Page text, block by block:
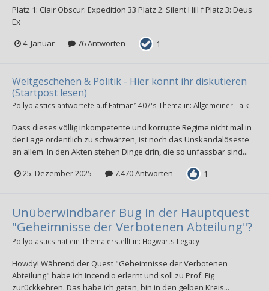
Platz 1: Clair Obscur: Expedition 33 Platz 2: Silent Hill f Platz 3: Deus
Ex
4. Januar 76 Antworten 1
Weltgeschehen & Politik - Hier könnt ihr diskutieren
(Startpost lesen)
Pollyplastics antwortete auf Fatman1407's Thema in: Allgemeiner Talk
Dass dieses völlig inkompetente und korrupte Regime nicht mal in
der Lage ordentlich zu schwärzen, ist noch das Unskandalöseste
an allem. In den Akten stehen Dinge drin, die so unfassbar sind...
25. Dezember 2025 7.470 Antworten 1
Unüberwindbarer Bug in der Hauptquest
"Geheimnisse der Verbotenen Abteilung"?
Pollyplastics hat ein Thema erstellt in: Hogwarts Legacy
Howdy! Während der Quest "Geheimnisse der Verbotenen
Abteilung" habe ich Incendio erlernt und soll zu Prof. Fig
zurückkehren. Das habe ich getan, bin in den gelben Kreis...